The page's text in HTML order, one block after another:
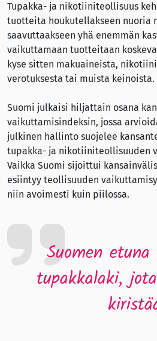
Tupakka- ja nikotiiniteollisuus
tuotteita houkutellakseen nuoria
saavuttaakseen yhä enemmän
vaikuttamaan tuotteitaan
kyse sitten makuaineista,
verotuksesta tai muista keinoista.
Suomi julkaisi hiljattain osana
vaikuttamisindeksin, jossa
julkinen hallinto suojelee
tupakka- ja nikotiiniteollisuuden
Vaikka Suomi sijoittui
esiintyy teollisuuden
niin avoimesti kuin piilossa.
Suomen
tupakkalaki,